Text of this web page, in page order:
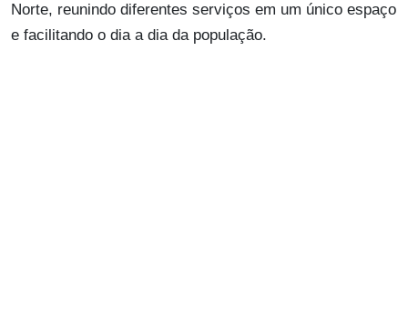
Norte, reunindo diferentes serviços em um único espaço
e facilitando o dia a dia da população.